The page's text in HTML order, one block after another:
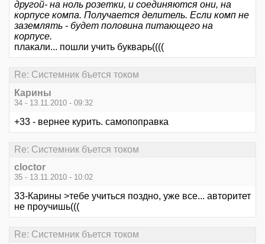
другой- на ноль розетки, и соединяются они, на
корпусе компа. Получается делитель. Если комп не
заземлять - будет половина питающего на
корпусе.
плакали... пошли учить букварь((((
Re: Системник бъется током
Карины
34 - 13.11.2010 - 09:32
+33 - вернее курить. самопоправка
Re: Системник бъется током
cloctor
35 - 13.11.2010 - 10:02
33-Карины >тебе учиться поздно, уже все... авторитет
не проучишь(((
Re: Системник бъется током